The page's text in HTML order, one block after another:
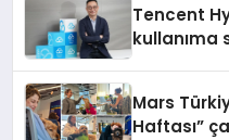
Tencent
kullanıma
Mars
Haftası”